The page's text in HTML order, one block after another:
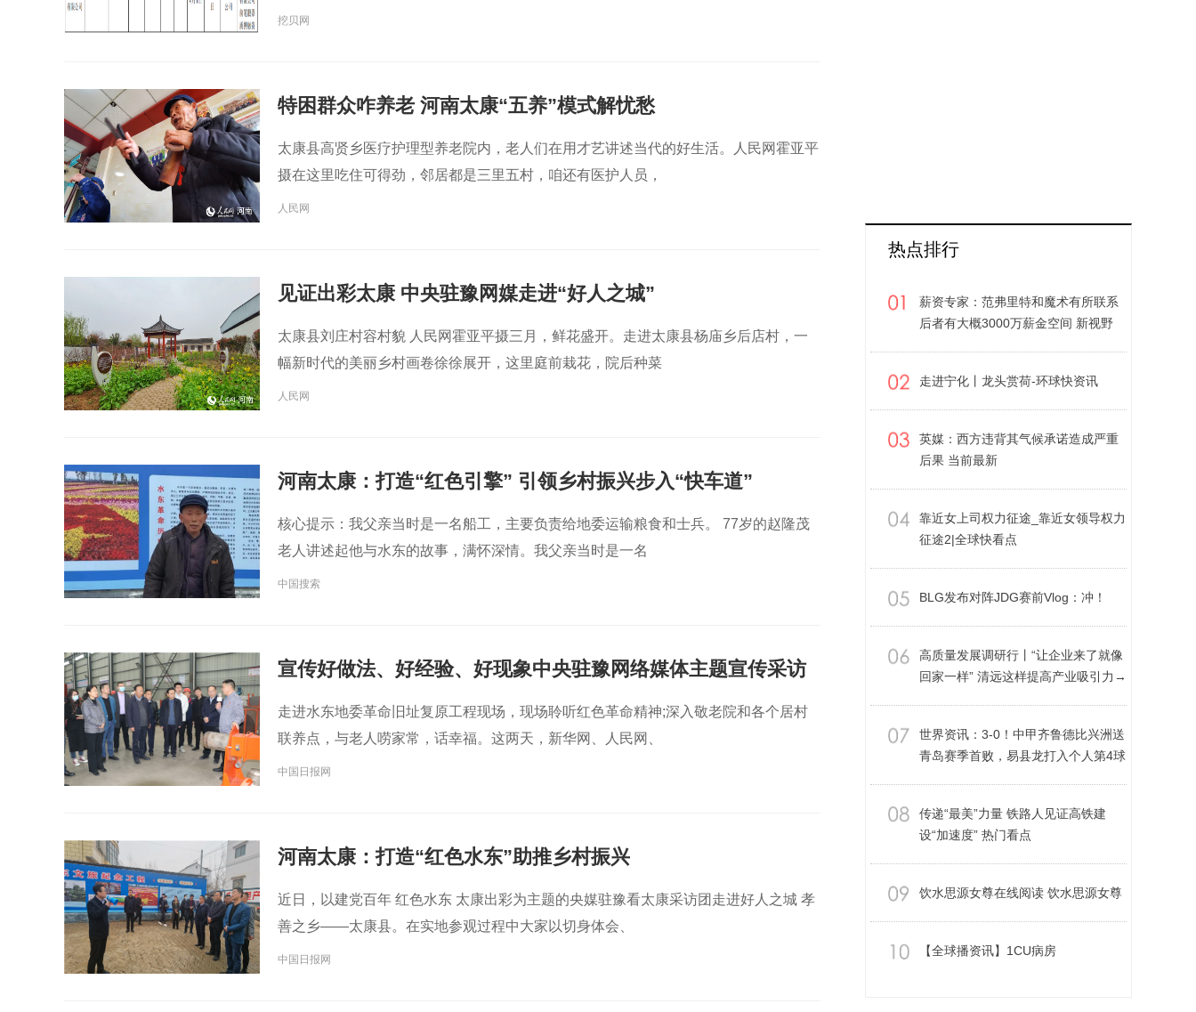
挖贝网
特困群众咋养老 河南太康“五养”模式解忧愁
太康县高贤乡医疗护理型养老院内，老人们在用才艺讲述当代的好生活。人民网霍亚平
摄在这里吃住可得劲，邻居都是三里五村，咱还有医护人员，
人民网
见证出彩太康 中央驻豫网媒走进“好人之城”
太康县刘庄村容村貌 人民网霍亚平摄三月，鲜花盛开。走进太康县杨庙乡后店村，一
幅新时代的美丽乡村画卷徐徐展开，这里庭前栽花，院后种菜
人民网
河南太康：打造“红色引擎” 引领乡村振兴步入“快车道”
核心提示：​我父亲当时是一名船工，主要负责给地委运输粮食和士兵。 77岁的赵隆茂
老人讲述起他与水东的故事，满怀深情。我父亲当时是一名
中国搜索
宣传好做法、好经验、好现象中央驻豫网络媒体主题宣传采访
团走进太康
走进水东地委革命旧址复原工程现场，现场聆听红色革命精神;深入敬老院和各个居村
联养点，与老人唠家常，话幸福。这两天，新华网、人民网、
中国日报网
河南太康：打造“红色水东”助推乡村振兴
近日，以建党百年 红色水东 太康出彩为主题的央媒驻豫看太康采访团走进好人之城 孝
善之乡——太康县。在实地参观过程中大家以切身体会、
中国日报网
热点排行
薪资专家：范弗里特和魔术有所联系
后者有大概3000万薪金空间 新视野
走进宁化丨龙头赏荷-环球快资讯
英媒：西方违背其气候承诺造成严重
后果 当前最新
靠近女上司权力征途_靠近女领导权力
征途2|全球快看点
BLG发布对阵JDG赛前Vlog：冲！
高质量发展调研行丨“让企业来了就像
回家一样” 清远这样提高产业吸引力→
世界资讯：3-0！中甲齐鲁德比兴洲送
青岛赛季首败，易县龙打入个人第4球
传递“最美”力量 铁路人见证高铁建
设“加速度” 热门看点
饮水思源女尊在线阅读 饮水思源女尊
【全球播资讯】1CU病房